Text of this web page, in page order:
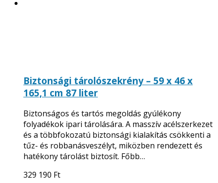
Biztonsági tárolószekrény – 59 x 46 x
165,1 cm 87 liter
Biztonságos és tartós megoldás gyúlékony
folyadékok ipari tárolására. A masszív acélszerkezet
és a többfokozatú biztonsági kialakítás csökkenti a
tűz- és robbanásveszélyt, miközben rendezett és
hatékony tárolást biztosít. Főbb…
329 190 Ft